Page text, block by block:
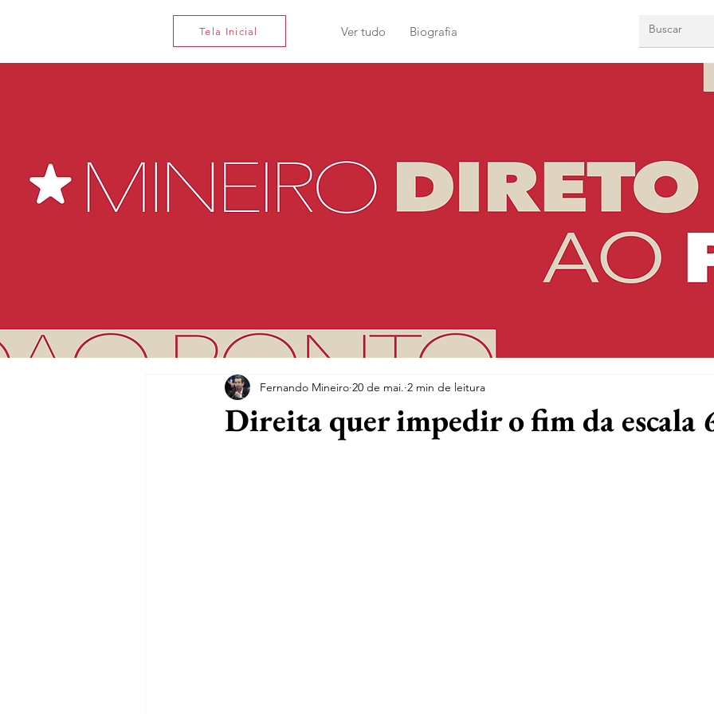
Tela Inicial Ver tudo Biografia
Direita quer impedir o fim da escala
Fernando Mineiro 20 de mai. 2 min de leitura